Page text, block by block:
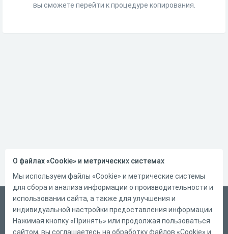
вы сможете перейти к процедуре копирования.
Русский
Справка
О файлах «Cookie» и метрических системах
Мы используем файлы «Cookie» и метрические системы
для сбора и анализа информации о производительности и
использовании сайта, а также для улучшения и
индивидуальной настройки предоставления информации.
Нажимая кнопку «Принять» или продолжая пользоваться
сайтом, вы соглашаетесь на обработку файлов «Cookie» и